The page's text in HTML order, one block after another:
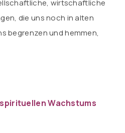
wirtschaftliche
die uns noch in alten
begrenzen und hemmen,
Wachstums